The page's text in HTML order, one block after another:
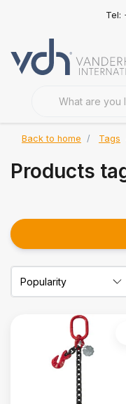
Tel:
Back to home Tags
Products